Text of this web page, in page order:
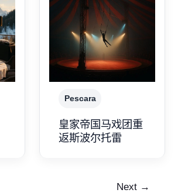
Pescara
皇家帝国马戏团重
返斯波尔托雷
Next →